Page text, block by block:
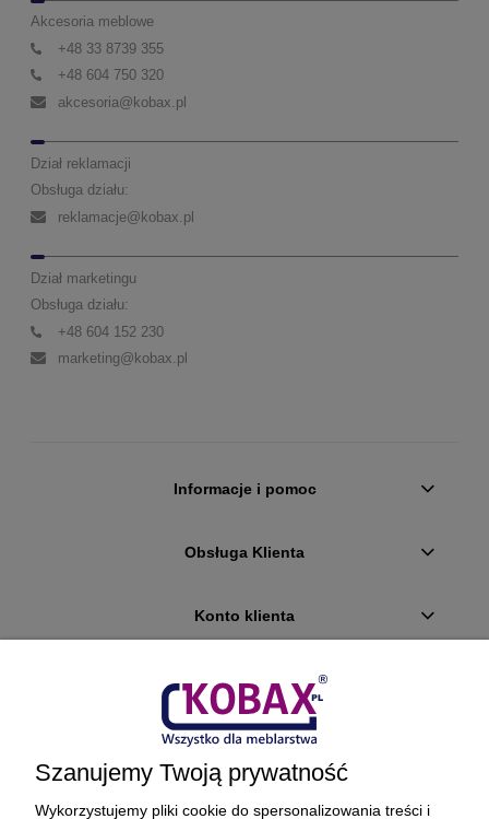
Akcesoria meblowe
+48 33 8739 355
+48 604 750 320
akcesoria@kobax.pl
Dział reklamacji
Obsługa działu:
reklamacje@kobax.pl
Dział marketingu
Obsługa działu:
+48 604 152 230
marketing@kobax.pl
Informacje i pomoc
Obsługa Klienta
Konto klienta
Płatności i dostawa
Ciekawostki
O firmie
Szanujemy Twoją prywatność
Wykorzystujemy pliki cookie do spersonalizowania treści i